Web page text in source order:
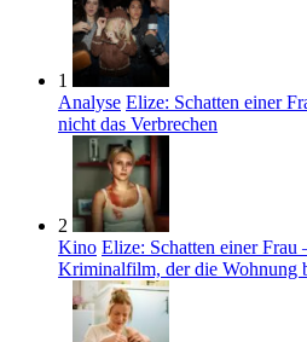
1
Analyse Elize: Schatten einer
nicht das Verbrechen
2
Kino Elize: Schatten einer
Kriminalfilm, der die Wohnung